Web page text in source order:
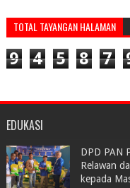
TOTAL TAYANGAN HALAMAN
9 4 5 8 7
EDUKASI
DPD PAN
Relawan
kepada